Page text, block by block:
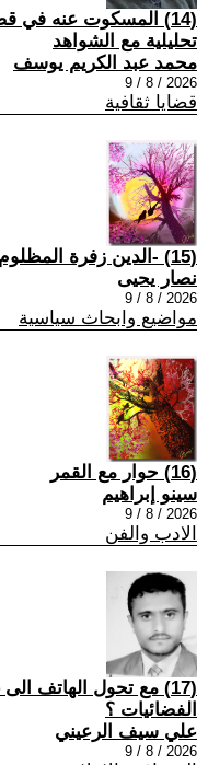
(14) المسكوت عنه في
تحليلية مع الشواهد
محمد عبد الكريم يوسف
2026 / 8 / 9
قضايا ثقافية
(15) -الدين زفرة المظلوم وشهقة المكلوم-[1]
نصار يحيى
2026 / 8 / 9
مواضيع وابحاث سياسية
(16) حوار مع القمر
سينو إبراهيم
2026 / 8 / 9
الادب والفن
(17) مع تحول الهاتف
الفضائيات ؟
علي سيف الرعيني
2026 / 8 / 9